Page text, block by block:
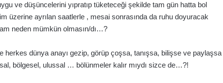
ve düşüncelerini yıpratıp tüketeceği şekilde tam gün hatta bol
üzerine ayrılan saatlerle , mesai sonrasında da ruhu doyuracak
neden mümkün olmasın/dı…?
dünya anayı gezip, görüp çoşsa, tanışsa, bilişse ve paylaşsa
bölgesel, ulussal … bölünmeler kalır mıydı sizce de…?!